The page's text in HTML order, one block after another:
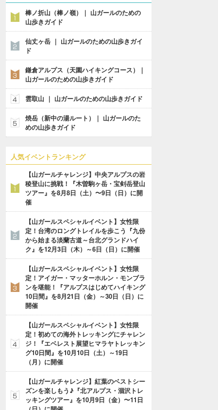
棒ノ折山（棒ノ嶺）｜ 山ガールのための
山歩きガイド
仙丈ヶ岳 ｜ 山ガールのための山歩きガイ
ド
鎌倉アルプス（天園ハイキングコース）｜
山ガールのための山歩きガイド
雲取山 ｜ 山ガールのための山歩きガイド
焼岳（新中の湯ルート）｜ 山ガールのた
めの山歩きガイド
人気イベントランキング
【山ガールチャレンジ】中央アルプスの岩
稜登山に挑戦！『木曽駒ヶ岳・宝剣岳登山
ツアー』を8月8日（土）〜9日（日）に開
催
【山ガールスペシャルイベント】女性限
定！台湾のロングトレイルを歩こう『九份
から始まる淡蘭古道～台北グランドハイ
ク』を12月3日（木）～6日（日）に開催
【山ガールスペシャルイベント】女性限
定！アイガー・マッターホルン・モンブラ
ンを堪能！『アルプスはじめてハイキング
10日間』を8月21日（金）～30日（日）に
開催
【山ガールスペシャルイベント】女性限
定！初めての海外トレッキングにチャレン
ジ！『エベレスト展望ヒマラヤトレッキン
グ10日間』を10月10日（土）～19日
（月）に開催
【山ガールチャレンジ】紅葉のベストシー
ズンを楽しもう♪『北アルプス・涸沢トレ
ッキングツアー』を10月9日（金）〜11日